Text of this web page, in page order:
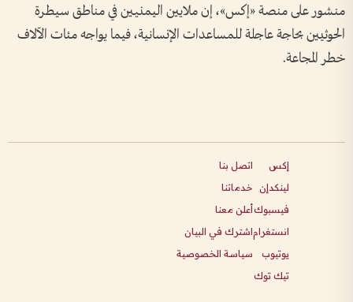
منشور على منصة «إكس»، إن ملايين اليمنيين في مناطق سيطرة
الحوثيين بحاجة عاجلة للمساعدات الإنسانية، فيما يواجه مئات الآلاف
خطر المجاعة.
إكس
لينكدإن
فيسبوك
انستغرام
يوتيوب
تيك توك
اتصل بنا
خدماتنا
أعلن معنا
اشترك في البيان
سياسة الخصوصية